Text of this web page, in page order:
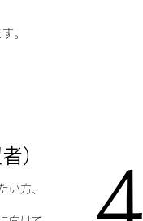
。
）
い方、 ​4